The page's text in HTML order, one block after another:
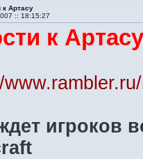
к Артасу
:: 18:15:27
к Артасу
игроков